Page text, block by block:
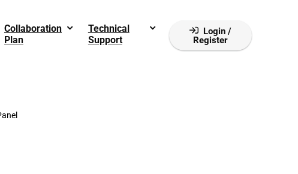
Collaboration
Plan
Technical
Support
Login /
Register